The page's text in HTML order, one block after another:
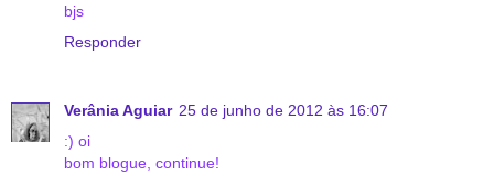
bjs
Responder
Verânia Aguiar 25 de junho de 2012 às 16:07
:) oi
bom blogue, continue!